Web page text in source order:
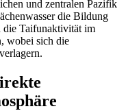
und zentralen Pazifik
die Bildung
die Taifunaktivität im
wobei sich die